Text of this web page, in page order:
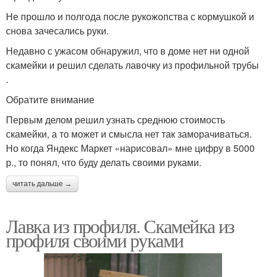
Не прошло и полгода после рукожопства с кормушкой и
снова зачесались руки.
Недавно с ужасом обнаружил, что в доме нет ни одной
скамейки и решил сделать лавочку из профильной трубы
.
Обратите внимание
Первым делом решил узнать среднюю стоимость
скамейки, а то может и смысла нет так заморачиваться.
Но когда Яндекс Маркет «нарисовал» мне цифру в 5000
р., то понял, что буду делать своими руками.
читать дальше →
Лавка из профиля. Скамейка из
профиля своими руками